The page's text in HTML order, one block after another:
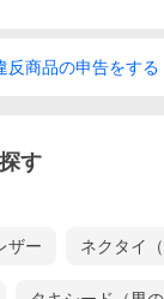
的しっかりし
反商品の申告をする
す
ザー ネクタイ